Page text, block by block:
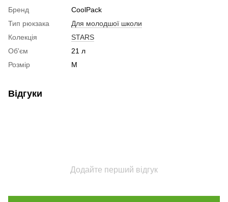
Бренд
CoolPack
Тип рюкзака
Для молодшої школи
Колекція
STARS
Об'єм
21 л
Розмір
М
Відгуки
Додайте перший відгук